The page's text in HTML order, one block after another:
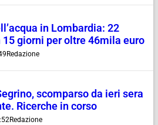
in Lombardia: 22
giorni per oltre 46mila euro
Redazione
scomparso da ieri sera
Ricerche in corso
Redazione